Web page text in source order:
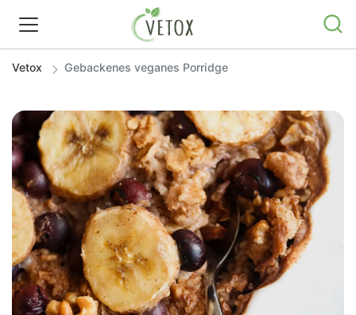
REZEPTWELT
WISSEN
SHOP
GRATIS ERNÄHRUNGSTIPPS
Vetox Gebackenes veganes Porridge